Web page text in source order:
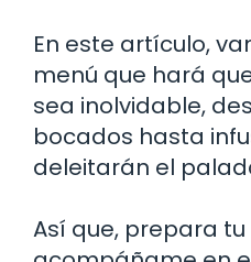
En este artículo,
menú que hará
sea inolvidable,
bocados hasta
deleitarán el
Así que, prepara